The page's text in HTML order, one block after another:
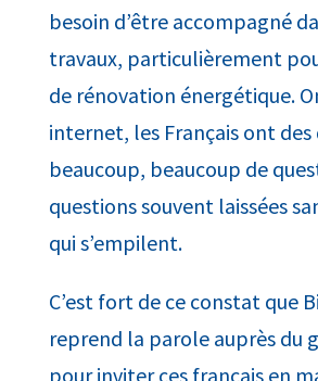
besoin d’être accompagné
travaux, particulièrement
de rénovation énergétique.
internet, les Français ont des
beaucoup, beaucoup de
questions souvent laissées
qui s’empilent.
C’est fort de ce constat que
reprend la parole auprès du
pour inviter ces français en